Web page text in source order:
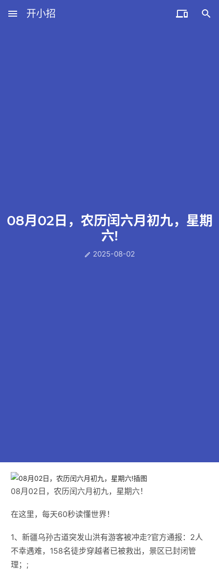
menu 开小招  
08月02日，农历闰六月初九，星期
六!
 2025-08-02
08月02日，农历闰六月初九，星期六！
在这里，每天60秒读懂世界！
1、新疆乌孙古道突发山洪有游客被冲走?官方通报：2人
不幸遇难，158名徒步穿越者已被救出，景区已封闭管
理；;